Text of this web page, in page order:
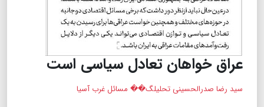
عراق خواهان تعادل سیاسی است
سید رضا صدرالحسینی تحلیلگ�� مسائل غرب آسیا